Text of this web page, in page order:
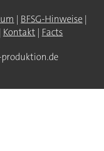
| BFSG-Hinweise |
Kontakt | Facts